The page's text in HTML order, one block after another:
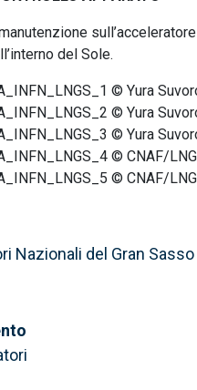
del Sole.
© Yura
© Yura
© Yura
© CNAF/
© CNAF/
Nazionali del Gran Sasso